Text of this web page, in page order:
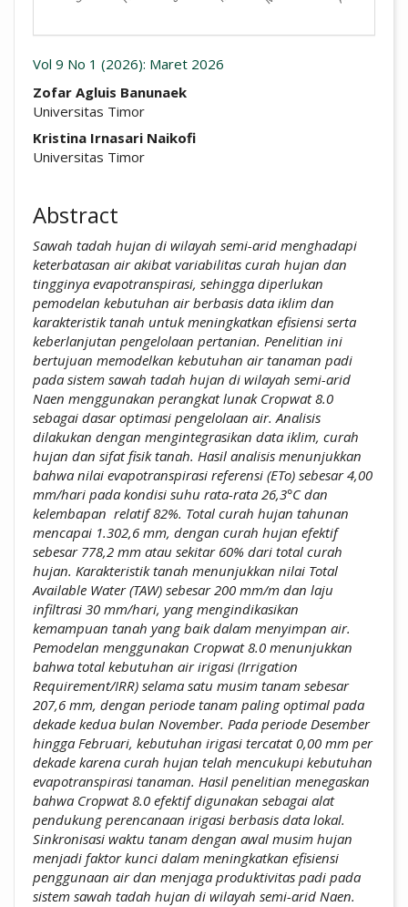
Vol 9 No 1 (2026): Maret 2026
Zofar Agluis Banunaek
Universitas Timor
Kristina Irnasari Naikofi
Universitas Timor
Abstract
Sawah tadah hujan di wilayah semi-arid menghadapi
keterbatasan air akibat variabilitas curah hujan dan
tingginya evapotranspirasi, sehingga diperlukan
pemodelan kebutuhan air berbasis data iklim dan
karakteristik tanah untuk meningkatkan efisiensi serta
keberlanjutan pengelolaan pertanian. Penelitian ini
bertujuan memodelkan kebutuhan air tanaman padi
pada sistem sawah tadah hujan di wilayah semi-arid
Naen menggunakan perangkat lunak Cropwat 8.0
sebagai dasar optimasi pengelolaan air. Analisis
dilakukan dengan mengintegrasikan data iklim, curah
hujan dan sifat fisik tanah. Hasil analisis menunjukkan
bahwa nilai evapotranspirasi referensi (ETo) sebesar 4,00
mm/hari pada kondisi suhu rata-rata 26,3°C dan
kelembapan relatif 82%. Total curah hujan tahunan
mencapai 1.302,6 mm, dengan curah hujan efektif
sebesar 778,2 mm atau sekitar 60% dari total curah
hujan. Karakteristik tanah menunjukkan nilai Total
Available Water (TAW) sebesar 200 mm/m dan laju
infiltrasi 30 mm/hari, yang mengindikasikan
kemampuan tanah yang baik dalam menyimpan air.
Pemodelan menggunakan Cropwat 8.0 menunjukkan
bahwa total kebutuhan air irigasi (Irrigation
Requirement/IRR) selama satu musim tanam sebesar
207,6 mm, dengan periode tanam paling optimal pada
dekade kedua bulan November. Pada periode Desember
hingga Februari, kebutuhan irigasi tercatat 0,00 mm per
dekade karena curah hujan telah mencukupi kebutuhan
evapotranspirasi tanaman. Hasil penelitian menegaskan
bahwa Cropwat 8.0 efektif digunakan sebagai alat
pendukung perencanaan irigasi berbasis data lokal.
Sinkronisasi waktu tanam dengan awal musim hujan
menjadi faktor kunci dalam meningkatkan efisiensi
penggunaan air dan menjaga produktivitas padi pada
sistem sawah tadah hujan di wilayah semi-arid Naen.